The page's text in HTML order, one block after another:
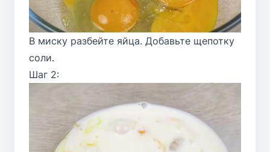
В миску разбейте яйца. Добавьте щепотку
соли.
Шаг 2: